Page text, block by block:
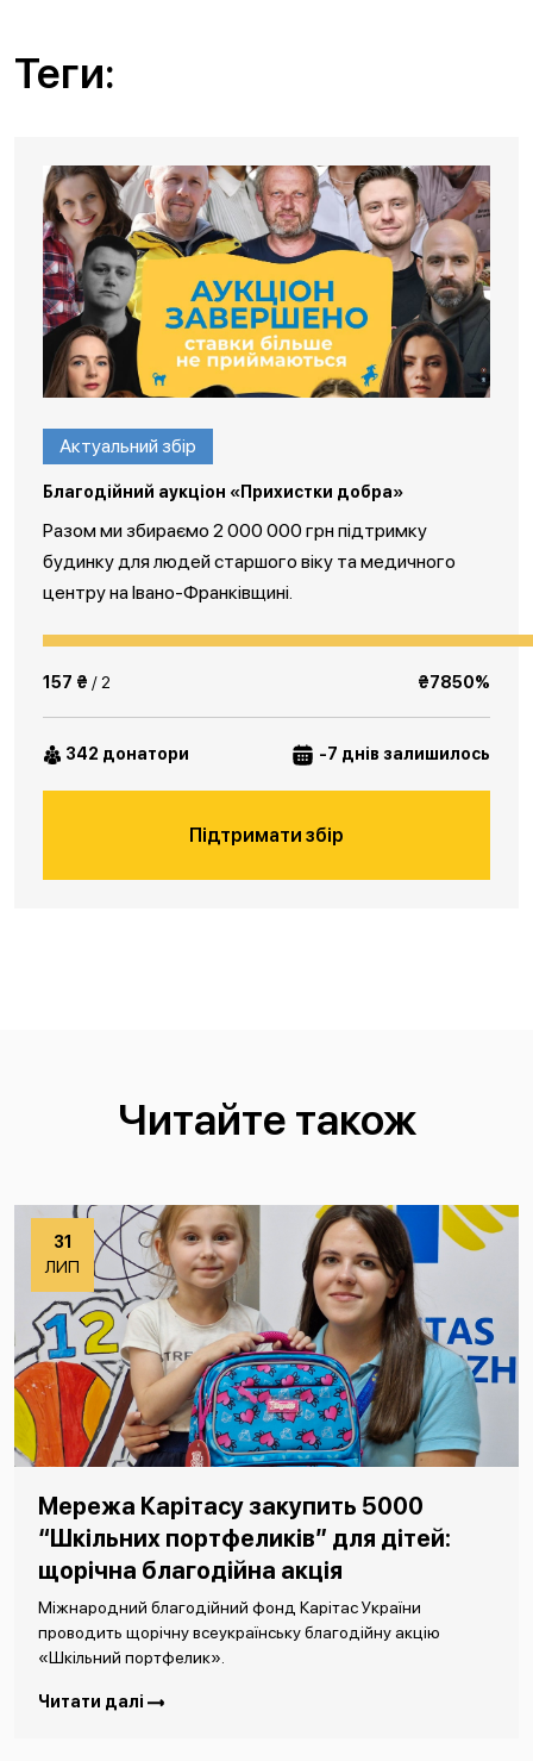
Теги:
Актуальний збір
Благодійний аукціон «Прихистки добра»
Разом ми збираємо 2 000 000 грн підтримку
будинку для людей старшого віку та медичного
центру на Івано-Франківщині.
157 ₴ / 2 ₴7850%
342 донатори -7 днів залишилось
Підтримати збір
Читайте також
31
ЛИП
Мережа Карітасу закупить 5000
“Шкільних портфеликів” для дітей:
щорічна благодійна акція
Міжнародний благодійний фонд Карітас України
проводить щорічну всеукраїнську благодійну акцію
«Шкільний портфелик».
Читати далі